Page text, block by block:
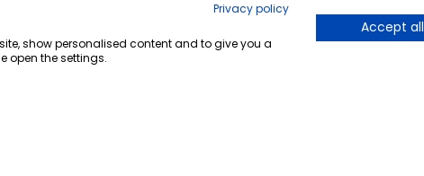
© 2010-2026 Farmacia Barata S.L. Todos los derechos reservados.
Privacy policy
show personalised content and to give you a
open the settings.
Accept all